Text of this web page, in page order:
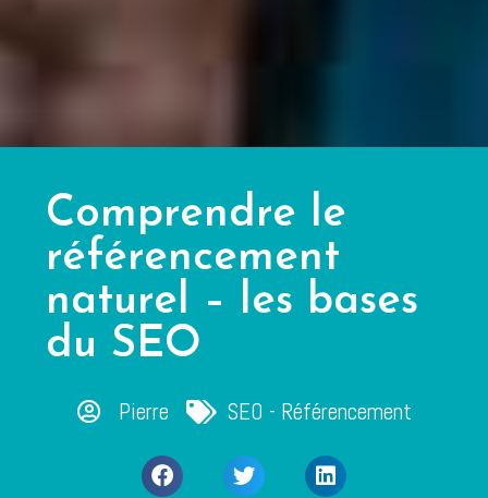
Comprendre le
référencement
naturel – les bases
du SEO
Pierre SEO - Référencement